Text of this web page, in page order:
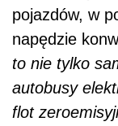
pojazdów, w
napędzie
to nie tylko
autobusy
flot